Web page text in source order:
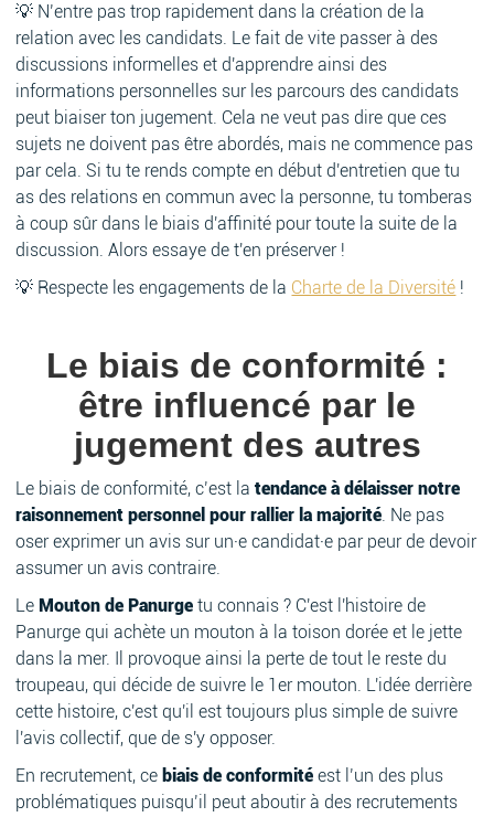
💡 N’entre pas trop rapidement dans la création de la
relation avec les candidats. Le fait de vite passer à des
discussions informelles et d'apprendre ainsi des
informations personnelles sur les parcours des candidats
peut biaiser ton jugement. Cela ne veut pas dire que ces
sujets ne doivent pas être abordés, mais ne commence pas
par cela. Si tu te rends compte en début d'entretien que tu
as des relations en commun avec la personne, tu tomberas
à coup sûr dans le biais d'affinité pour toute la suite de la
discussion. Alors essaye de t'en préserver !
💡 Respecte les engagements de la Charte de la Diversité !
Le biais de conformité :
être influencé par le
jugement des autres
Le biais de conformité, c’est latendance à délaisser notre
raisonnement personnel pour rallier la majorité. Ne pas
oser exprimer un avis sur un·e candidat·e par peur de devoir
assumer un avis contraire.
Le Mouton de Panurge tu connais ? C'est l'histoire de
Panurge qui achète un mouton à la toison dorée et le jette
dans la mer. Il provoque ainsi la perte de tout le reste du
troupeau, qui décide de suivre le 1er mouton. L'idée derrière
cette histoire, c'est qu'il est toujours plus simple de suivre
l'avis collectif, que de s'y opposer.
En recrutement, ce biais de conformité est l’un des plus
problématiques puisqu’il peut aboutir à des recrutements